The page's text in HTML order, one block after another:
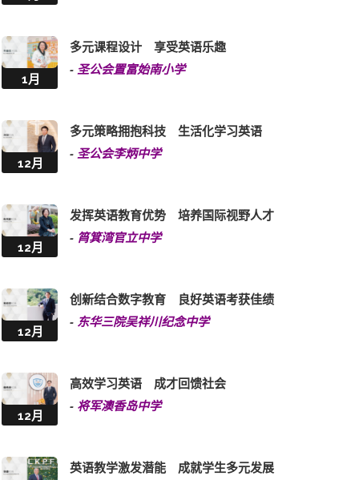
1月
多元课程设计 享受英语乐趣
- 圣公会置富始南小学
12月
多元策略拥抱科技 生活化学习英语
- 圣公会李炳中学
12月
发挥英语教育优势 培养国际视野人才
- 筲箕湾官立中学
12月
创新结合数字教育 良好英语考获佳绩
- 东华三院吴祥川纪念中学
12月
高效学习英语 成才回馈社会
- 将军澳香岛中学
英语教学激发潜能 成就学生多元发展